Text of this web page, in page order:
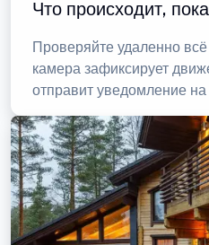
Что происходит,
Проверяйте удаленно
камера зафиксирует
отправит уведомление